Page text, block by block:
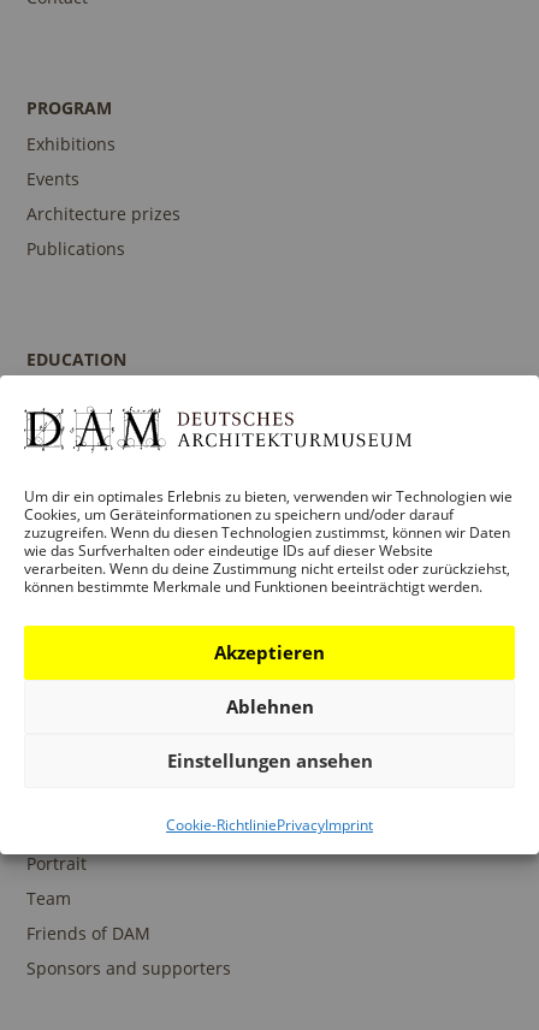
Um dir ein optimales Erlebnis zu bieten, verwenden wir Technologien wie
Cookies, um Geräteinformationen zu speichern und/oder darauf
zuzugreifen. Wenn du diesen Technologien zustimmst, können wir Daten
wie das Surfverhalten oder eindeutige IDs auf dieser Website
verarbeiten. Wenn du deine Zustimmung nicht erteilst oder zurückziehst,
können bestimmte Merkmale und Funktionen beeinträchtigt werden.
Akzeptieren
Ablehnen
Einstellungen ansehen
Cookie-RichtliniePrivacyImprint
PROGRAM
Exhibitions
Events
Architecture prizes
Publications
EDUCATION
Guidances and Tours
Contact person
DAM Digital Collection
Portrait
Team
Friends of DAM
Sponsors and supporters